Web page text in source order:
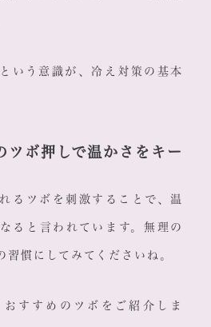
いう意識が、冷え対策の基本
ボ押しで温かさをキー
るツボを刺激することで、温
ると言われています。無理の
習慣にしてみてくださいね。
すすめのツボをご紹介しま